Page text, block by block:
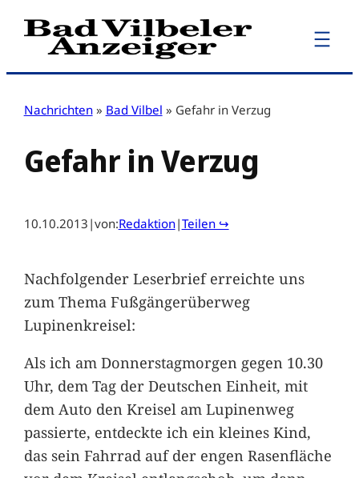
Zum
Inhalt
Nachrichten » Bad Vilbel » Gefahr in Verzug
Gefahr in Verzug
10.10.2013 |von:Redaktion|Teilen ↪
Nachfolgender Leserbrief erreichte uns
zum Thema Fußgängerüberweg
Lupinenkreisel:
Als ich am Donnerstagmorgen gegen 10.30
Uhr, dem Tag der Deutschen Einheit, mit
dem Auto den Kreisel am Lupinenweg
passierte, entdeckte ich ein kleines Kind,
das sein Fahrrad auf der engen Rasenfläche